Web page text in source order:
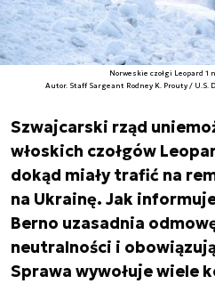
Norweskie czołgi Leopard 1
Autor. Staff Sargeant Rodney K. Prouty /
Szwajcarski rząd
włoskich czołgów
dokąd miały trafić na
na Ukrainę. Jak
Berno uzasadnia
neutralności i
Sprawa wywołuje wiele